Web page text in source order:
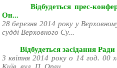
Відбудеться прес-
Он...
28 березня 2014 року у
судді Верховного Су...
Відбудеться засідання
3 квітня 2014 року о 14 год. 00